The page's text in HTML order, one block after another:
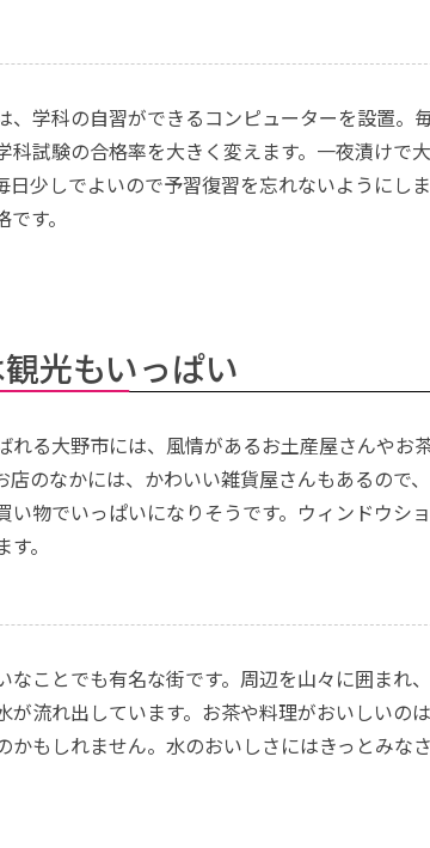
、学科の自習ができるコンピューターを設置。
科試験の合格率を大きく変えます。一夜漬けで
日少しでよいので予習復習を忘れないようにし
す。
光もいっぱい
れる大野市には、風情があるお土産屋さんやお
店のなかには、かわいい雑貨屋さんもあるので
い物でいっぱいになりそうです。ウィンドウシ
。
なことでも有名な街です。周辺を山々に囲まれ
が流れ出しています。お茶や料理がおいしいの
かもしれません。水のおいしさにはきっとみな